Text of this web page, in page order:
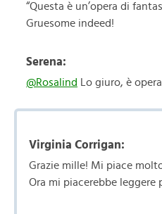
“Questa è un’opera di
Gruesome indeed!
Serena:
@Rosalind Lo giuro, è
Virginia Corrigan:
Grazie mille! Mi piace
Ora mi piacerebbe leggere